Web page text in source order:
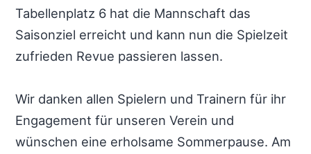
Tabellenplatz 6 hat die Mannschaft das
Saisonziel erreicht und kann nun die Spielzeit
zufrieden Revue passieren lassen.
Wir danken allen Spielern und Trainern für ihr
Engagement für unseren Verein und
wünschen eine erholsame Sommerpause. Am